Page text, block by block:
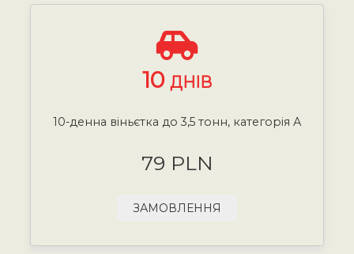
10 ДНІВ
10-денна віньєтка до 3,5 тонн, категорія А
79 PLN
ЗАМОВЛЕННЯ